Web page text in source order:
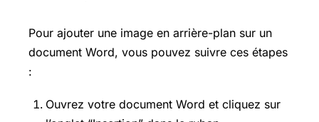
Pour ajouter une image en arrière-plan sur un
document Word, vous pouvez suivre ces étapes
:
Ouvrez votre document Word et cliquez sur